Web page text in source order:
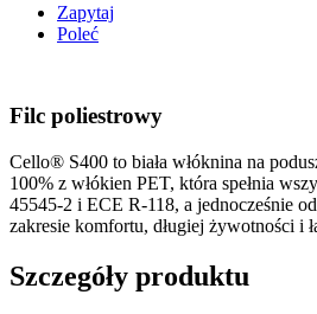
Zapytaj
Poleć
Filc poliestrowy
Cello® S400 to biała włóknina na
100% z włókien PET, która spełnia
45545-2 i ECE R-118, a jednocześnie
zakresie komfortu, długiej żywotności i
Szczegóły produktu